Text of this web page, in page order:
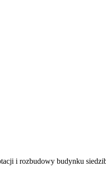
i rozbudowy budynku